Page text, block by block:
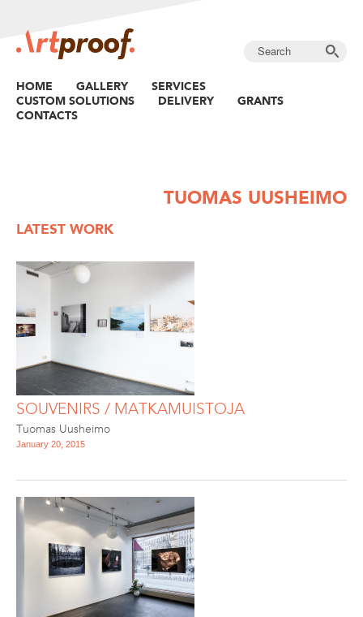
HOME GALLERY
SERVICES
CUSTOM SOLUTIONS
DELIVERY
GRANTS
CONTACTS
TUOMAS UUSHEIMO
LATEST WORK
SOUVENIRS / MATKAMUISTOJA
Tuomas Uusheimo
January 20, 2015